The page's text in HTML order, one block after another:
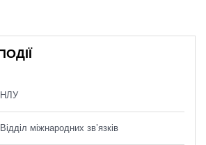
міжнародних зв’язків